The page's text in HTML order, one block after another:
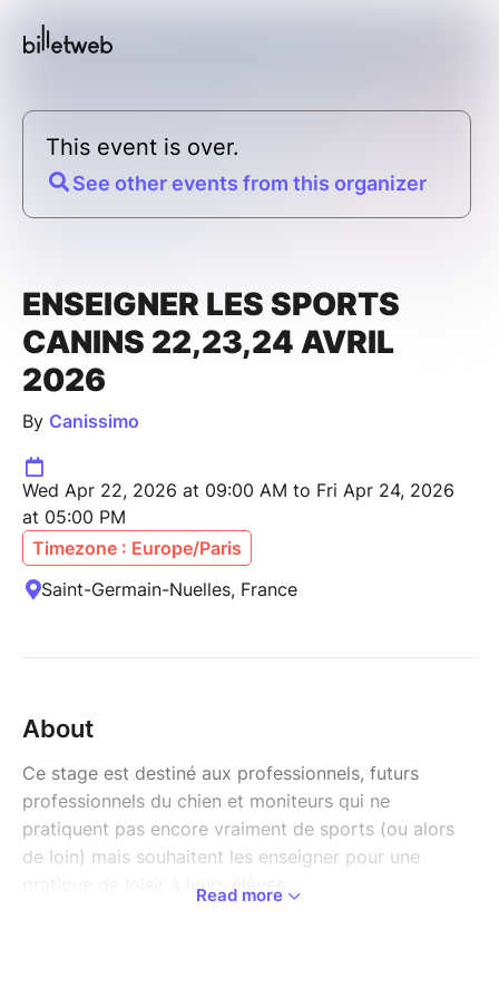
This event is over.
See other events from this organizer
ENSEIGNER LES SPORTS
CANINS 22,23,24 AVRIL
2026
By Canissimo
Wed Apr 22, 2026 at 09:00 AM to Fri Apr 24, 2026
at 05:00 PM
Timezone : Europe/Paris
Saint-Germain-Nuelles, France
About
Ce stage est destiné aux professionnels, futurs
professionnels du chien et moniteurs qui ne
pratiquent pas encore vraiment de sports (ou alors
de loin) mais souhaitent les enseigner pour une
pratique de loisir à leurs élèves.
Read more